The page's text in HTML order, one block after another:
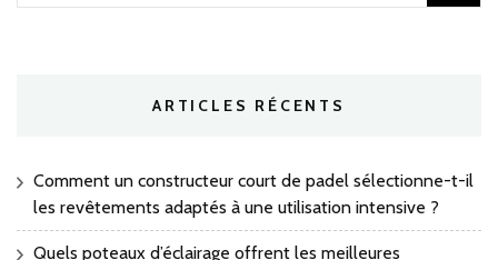
ARTICLES RÉCENTS
Comment un constructeur court de padel sélectionne-t-il
les revêtements adaptés à une utilisation intensive ?
Quels poteaux d’éclairage offrent les meilleures